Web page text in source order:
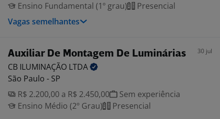
Ensino Fundamental (1º grau)
Presencial
Vagas semelhantes
Auxiliar De Montagem De Luminárias 30 jul
CB ILUMINAÇÃO LTDA
São Paulo - SP
R$ 2.200,00 a R$ 2.450,00
Sem experiência
Ensino Médio (2º Grau)
Presencial